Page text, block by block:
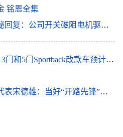
铭恩全集
机驱动系统入选第六批山东省制造业单项冠军产品
改款车预计将于上半年投放市场
当好“开路先锋”打造区域科技创新中心